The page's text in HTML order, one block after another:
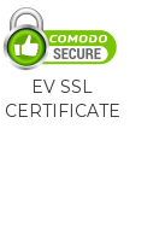
EV SSL
CERTIFICATE